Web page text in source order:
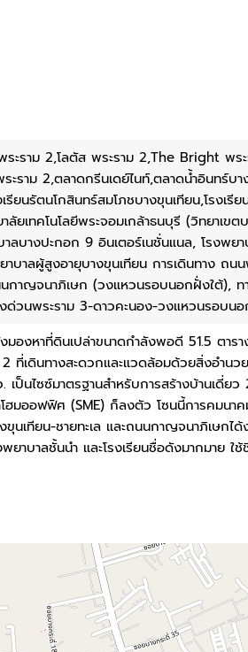
ะราม 2,โลตัส พระราม 2,The Bright พระ
ะราม 2,ตลาดกรีนเดย์ไนท์,ตลาดน้ำอินทร์บ
ยนรัตนโกสินทร์สมโภชบางขุนเทียน,โรงเรีย
ยเทคโนโลยีพระจอมเกล้าธนบุรี (วิทยาเขต
ลบางปะกอก 9 อินเตอร์เนชั่นแนล, โรงพย
บาลผู้สูงอายุบางขุนเทียน การเดินทาง ถน
นกาญจนาภิเษก (วงแหวนรอบนอกฝั่งใต้), ท
ด่วนพระราม 3-ดาวคะนอง-วงแหวนรอบน
องหาที่ดินเปล่าขนาดกำลังพอดี 51.5 ตารา
2 ที่เดินทางสะดวกและแวดล้อมด้วยสิ่งอำน
เป็นไซซ์มาตรฐานสำหรับการสร้างบ้านเดี่
โฮมออฟฟิศ (SME) ก็ลงตัว โซนนี้การคมนา
นเทียน-ชายทะเล และถนนกาญจนาภิเษกไ
าบาลชั้นนำ และโรงเรียนชื่อดังมากมาย ใ